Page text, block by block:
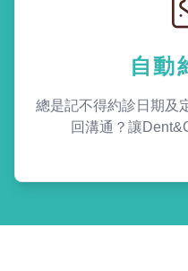
自動
總是記不得約診日期及
回溝通？讓